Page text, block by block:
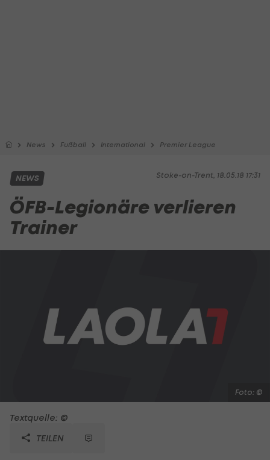
News Fußball International Premier League
Stoke-on-Trent, 18.05.18 17:31
NEWS
ÖFB-Legionäre verlieren
Trainer
Foto: ©
Textquelle: ©
TEILEN